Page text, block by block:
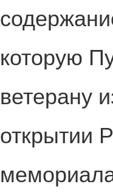
которую
ветерану
открытии